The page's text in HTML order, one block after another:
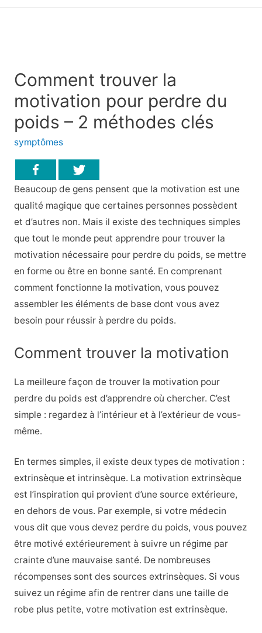
Comment trouver la
motivation pour perdre du
poids – 2 méthodes clés
symptômes
Beaucoup de gens pensent que la motivation est une
qualité magique que certaines personnes possèdent
et d’autres non. Mais il existe des techniques simples
que tout le monde peut apprendre pour trouver la
motivation nécessaire pour perdre du poids, se mettre
en forme ou être en bonne santé. En comprenant
comment fonctionne la motivation, vous pouvez
assembler les éléments de base dont vous avez
besoin pour réussir à perdre du poids.
Comment trouver la motivation
La meilleure façon de trouver la motivation pour
perdre du poids est d’apprendre où chercher. C’est
simple : regardez à l’intérieur et à l’extérieur de vous-
même.
En termes simples, il existe deux types de motivation :
extrinsèque et intrinsèque. La motivation extrinsèque
est l’inspiration qui provient d’une source extérieure,
en dehors de vous. Par exemple, si votre médecin
vous dit que vous devez perdre du poids, vous pouvez
être motivé extérieurement à suivre un régime par
crainte d’une mauvaise santé. De nombreuses
récompenses sont des sources extrinsèques. Si vous
suivez un régime afin de rentrer dans une taille de
robe plus petite, votre motivation est extrinsèque.